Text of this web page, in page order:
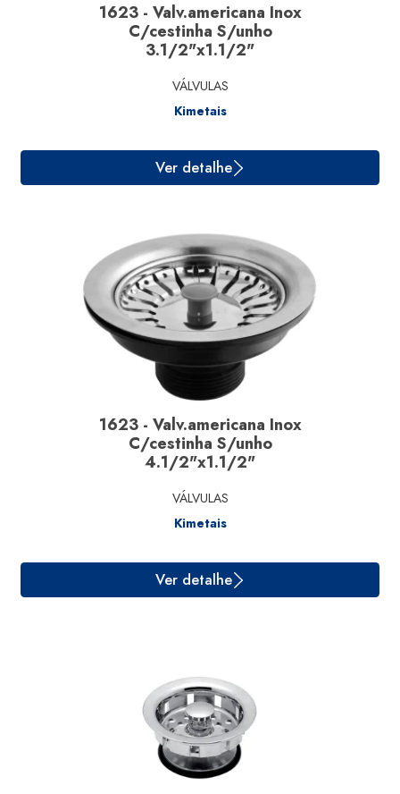
Ver detalhe
1623 - Valv.americana Inox
C/cestinha S/unho
3.1/2"x1.1/2"
VÁLVULAS
Kimetais
1623 - Valv.americana Inox
C/cestinha S/unho
4.1/2"x1.1/2"
VÁLVULAS
Kimetais